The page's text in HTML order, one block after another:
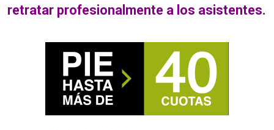
retratar profesionalmente a los asistentes.